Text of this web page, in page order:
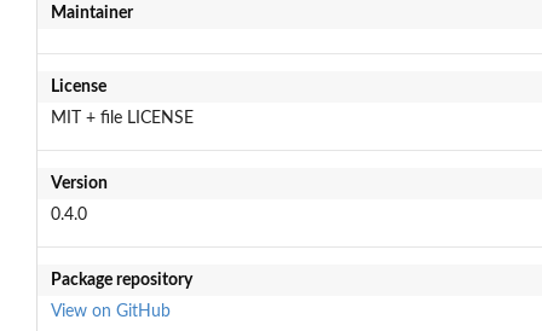
Maintainer
License
MIT + file LICENSE
Version
0.4.0
Package repository
View on GitHub